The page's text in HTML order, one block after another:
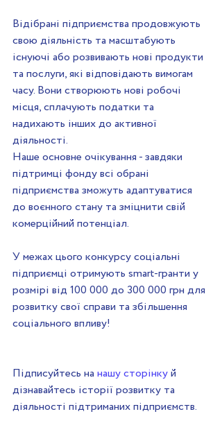
Відібрані підприємства продовжують
свою діяльність та масштабують
існуючі або розвивають нові продукти
та послуги, які відповідають вимогам
часу. Вони створюють нові робочі
місця, сплачують податки та
надихають інших до активної
діяльності.
Наше основне очікування - завдяки
підтримці фонду всі обрані
підприємства зможуть адаптуватися
до воєнного стану та зміцнити свій
комерційний потенціал.
У межах цього конкурсу соціальні
підприємці отримують smart-гранти у
розмірі від 100 000 до 300 000 грн для
розвитку свої справи та збільшення
соціального впливу!
Підписуйтесь на нашу сторінку й
дізнавайтесь історії розвитку та
діяльності підтриманих підприємств.